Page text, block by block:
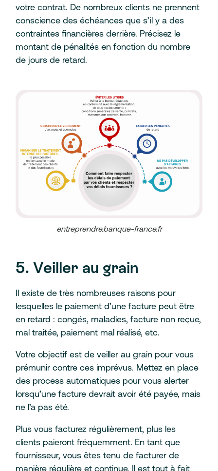
votre contrat. De nombreux clients ne prennent
conscience des échéances que s’il y a des
contraintes financières derrière. Précisez le
montant de pénalités en fonction du nombre
de jours de retard.
entreprendre.banque-france.fr
5. Veiller au grain
Il existe de très nombreuses raisons pour
lesquelles le paiement d’une facture peut être
en retard : congés, maladies, facture non reçue,
mal traitée, paiement mal réalisé, etc.
Votre objectif est de veiller au grain pour vous
prémunir contre ces imprévus. Mettez en place
des process automatiques pour vous alerter
lorsqu’une facture devrait avoir été payée, mais
ne l’a pas été.
Plus vous facturez régulièrement, plus les
clients paieront fréquemment. En tant que
fournisseur, vous êtes tenu de facturer de
manière régulière et continue. Il est tout à fait